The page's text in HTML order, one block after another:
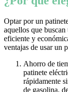
Optar por un
aquellos que
eficiente y
ventajas de usar un
Ahorro de
patinete
rápidamente
de gasolina,